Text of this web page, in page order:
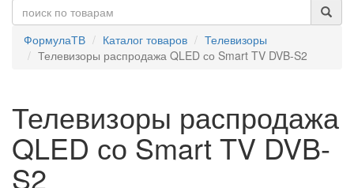
ФормулаТВ Каталог товаров
Телевизоры
Телевизоры распродажа QLED со Smart TV DVB-S2
Телевизоры распродажа
QLED со Smart TV DVB-
S2